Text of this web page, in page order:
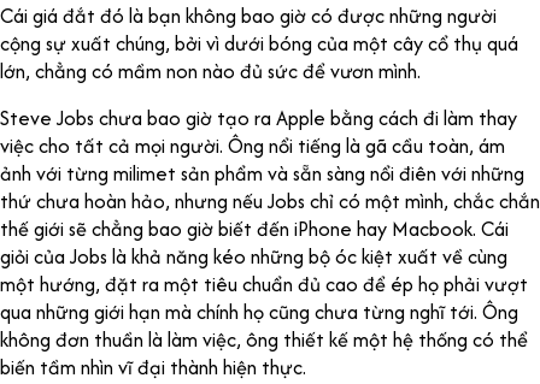
Cái giá đắt đó là bạn không bao giờ có được những người
cộng sự xuất chúng, bởi vì dưới bóng của một cây cổ thụ quá
lớn, chẳng có mầm non nào đủ sức để vươn mình.
Steve Jobs chưa bao giờ tạo ra Apple bằng cách đi làm thay
việc cho tất cả mọi người. Ông nổi tiếng là gã cầu toàn, ám
ảnh với từng milimet sản phẩm và sẵn sàng nổi điên với những
thứ chưa hoàn hảo, nhưng nếu Jobs chỉ có một mình, chắc chắn
thế giới sẽ chẳng bao giờ biết đến iPhone hay Macbook. Cái
giỏi của Jobs là khả năng kéo những bộ óc kiệt xuất về cùng
một hướng, đặt ra một tiêu chuẩn đủ cao để ép họ phải vượt
qua những giới hạn mà chính họ cũng chưa từng nghĩ tới. Ông
không đơn thuần là làm việc, ông thiết kế một hệ thống có thể
biến tầm nhìn vĩ đại thành hiện thực.